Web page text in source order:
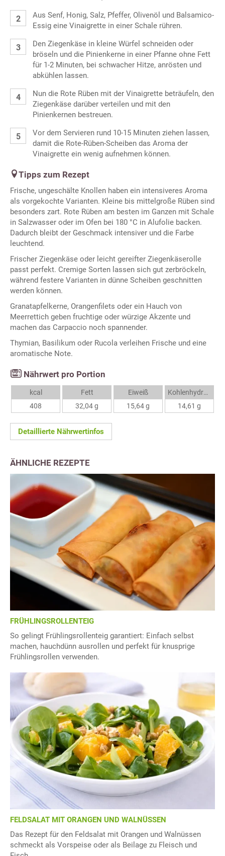
Aus Senf, Honig, Salz, Pfeffer, Olivenöl und Balsamico-
Essig eine Vinaigrette in einer Schale rühren.
Den Ziegenkäse in kleine Würfel schneiden oder
bröseln und die Pinienkerne in einer Pfanne ohne Fett
für 1-2 Minuten, bei schwacher Hitze, anrösten und
abkühlen lassen.
Nun die Rote Rüben mit der Vinaigrette beträufeln, den
Ziegenkäse darüber verteilen und mit den
Pinienkernen bestreuen.
Vor dem Servieren rund 10-15 Minuten ziehen lassen,
damit die Rote-Rüben-Scheiben das Aroma der
Vinaigrette ein wenig aufnehmen können.
Tipps zum Rezept
Frische, ungeschälte Knollen haben ein intensiveres Aroma
als vorgekochte Varianten. Kleine bis mittelgroße Rüben sind
besonders zart. Rote Rüben am besten im Ganzen mit Schale
in Salzwasser oder im Ofen bei 180 °C in Alufolie backen.
Dadurch bleibt der Geschmack intensiver und die Farbe
leuchtend.
Frischer Ziegenkäse oder leicht gereifter Ziegenkäserolle
passt perfekt. Cremige Sorten lassen sich gut zerbröckeln,
während festere Varianten in dünne Scheiben geschnitten
werden können.
Granatapfelkerne, Orangenfilets oder ein Hauch von
Meerrettich geben fruchtige oder würzige Akzente und
machen das Carpaccio noch spannender.
Thymian, Basilikum oder Rucola verleihen Frische und eine
aromatische Note.
Nährwert pro Portion
kcal
408
Fett
32,04 g
Eiweiß
15,64 g
Kohlenhydrate
14,61 g
Detaillierte Nährwertinfos
ÄHNLICHE REZEPTE
FRÜHLINGSROLLENTEIG
So gelingt Frühlingsrollenteig garantiert: Einfach selbst
machen, hauchdünn ausrollen und perfekt für knusprige
Frühlingsrollen verwenden.
FELDSALAT MIT ORANGEN UND WALNÜSSEN
Das Rezept für den Feldsalat mit Orangen und Walnüssen
schmeckt als Vorspeise oder als Beilage zu Fleisch und